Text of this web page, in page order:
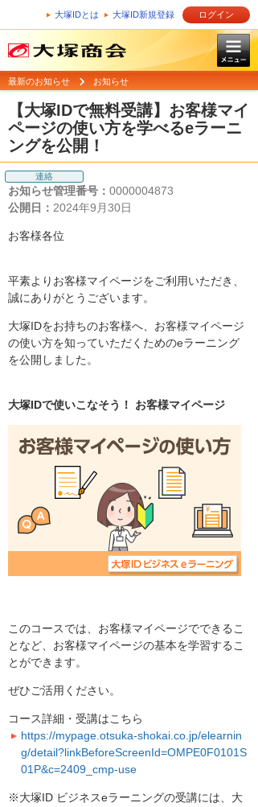
大塚IDとは 大塚ID新規登録 ログイン
最新のお知らせ お知らせ
【大塚IDで無料受講】お客様マイ
ページの使い方を学べるeラーニ
ングを公開！
連絡
お知らせ管理番号： 0000004873
公開日： 2024年9月30日
お客様各位
平素よりお客様マイページをご利用いただき、
誠にありがとうございます。
大塚IDをお持ちのお客様へ、お客様マイページ
の使い方を知っていただくためのeラーニング
を公開しました。
大塚IDで使いこなそう！ お客様マイページ
このコースでは、お客様マイページでできるこ
となど、お客様マイページの基本を学習するこ
とができます。
ぜひご活用ください。
コース詳細・受講はこちら
https://mypage.otsuka-shokai.co.jp/elearnin
g/detail?linkBeforeScreenId=OMPE0F0101S
01P&c=2409_cmp-use
※大塚ID ビジネスeラーニングの受講には、大